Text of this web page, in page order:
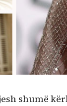
shumë